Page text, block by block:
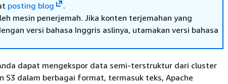
posting blog
.
mesin penerjemah. Jika konten terjemahan yang
versi bahasa Inggris aslinya, utamakan versi bahasa
dapat mengekspor data semi-terstruktur dari cluster
S3 dalam berbagai format, termasuk teks, Apache